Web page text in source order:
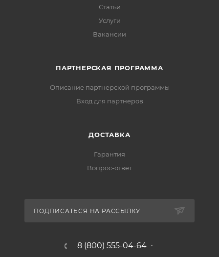
Статьи
Услуги
Вакансии
ПАРТНЕРСКАЯ ПРОГРАММА
Описание партнерской программы
Вход для партнеров
ДОСТАВКА
Гарантия
Вопрос-ответ
ПОДПИСАТЬСЯ НА РАССЫЛКУ
8 (800) 555-04-64